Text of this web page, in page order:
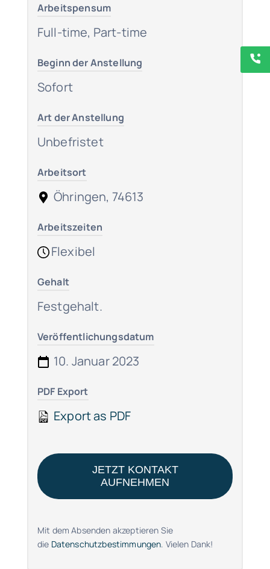
Arbeitspensum
Full-time, Part-time
Beginn der Anstellung
Sofort
Art der Anstellung
Unbefristet
Arbeitsort
Öhringen, 74613
Arbeitszeiten
Flexibel
Gehalt
Festgehalt.
Veröffentlichungsdatum
10. Januar 2023
PDF Export
Export as PDF
JETZT KONTAKT
AUFNEHMEN
Mit dem Absenden akzeptieren Sie
die Datenschutzbestimmungen. Vielen Dank!